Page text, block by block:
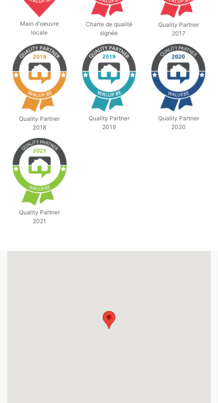
Main d'oeuvre
locale
Charte de qualité
signée
Quality Partner
2017
Quality Partner
2018
Quality Partner
2019
Quality Partner
2020
Quality Partner
2021